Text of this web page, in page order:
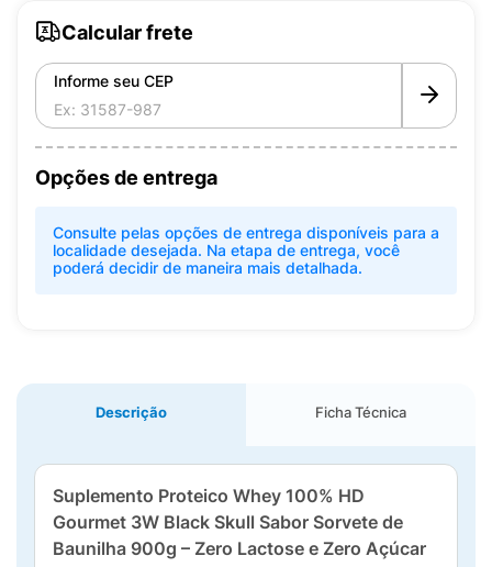
Calcular frete
Informe seu CEP
Opções de entrega
Consulte pelas opções de entrega disponíveis para a
localidade desejada. Na etapa de entrega, você
poderá decidir de maneira mais detalhada.
Descrição Ficha Técnica
Suplemento Proteico Whey 100% HD
Gourmet 3W Black Skull Sabor Sorvete de
Baunilha 900g – Zero Lactose e Zero Açúcar